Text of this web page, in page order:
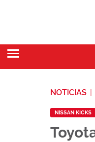
NOTICIAS
NISSAN KICKS